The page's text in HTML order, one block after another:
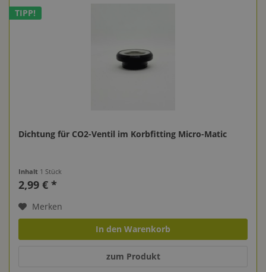
TIPP!
Dichtung für CO2-Ventil im Korbfitting Micro-Matic
Inhalt 1 Stück
2,99 € *
Merken
In den Warenkorb
zum Produkt